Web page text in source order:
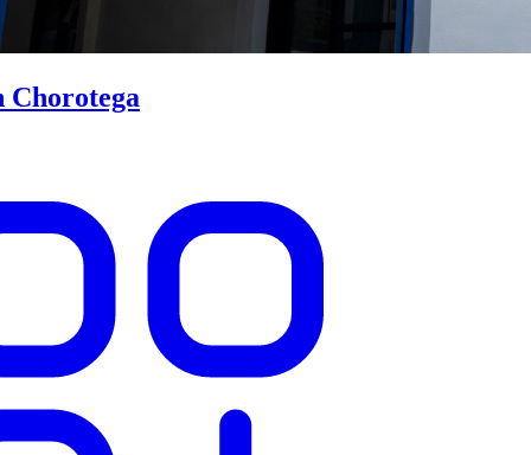
Chorotega